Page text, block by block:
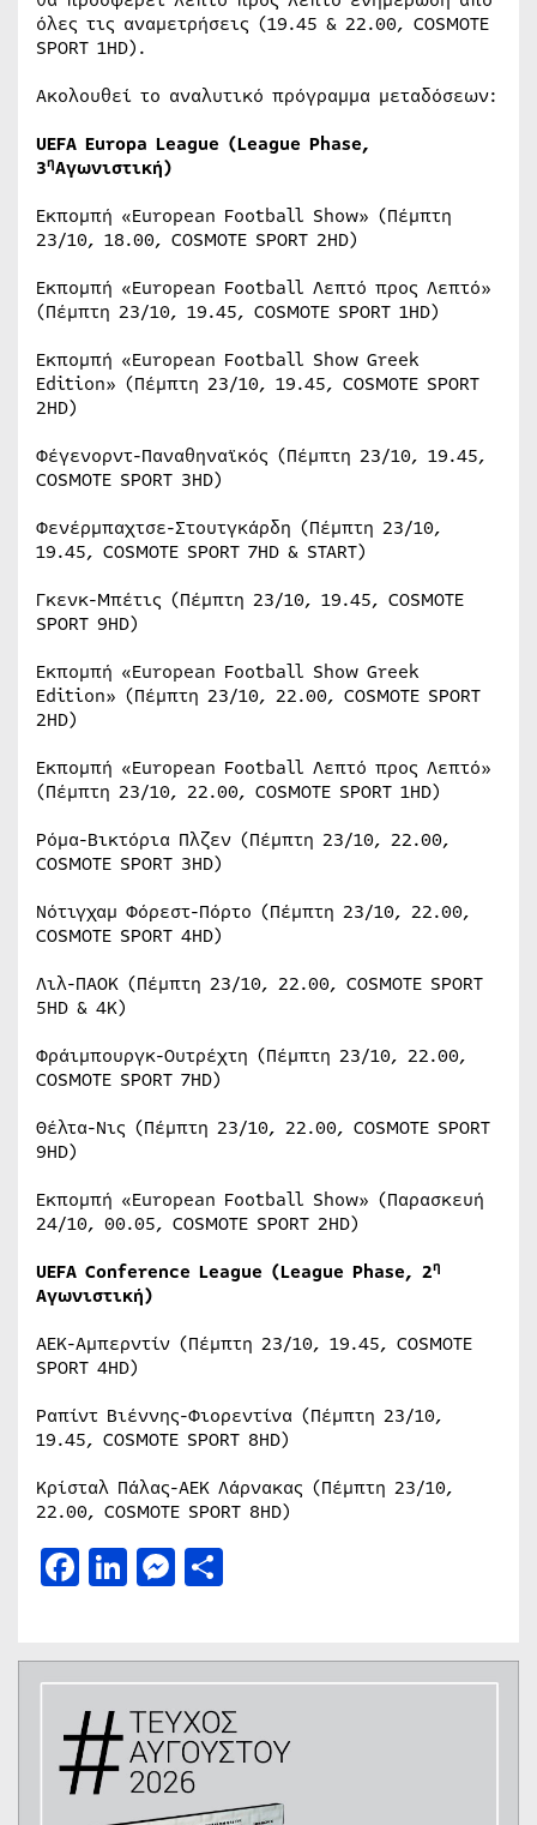
όλες τις αναμετρήσεις (19.45 & 22.00, COSMOTE
SPORT 1HD).
Ακολουθεί το αναλυτικό πρόγραμμα μεταδόσεων:
UEFA Europa League (League Phase,
3ηΑγωνιστική)
Εκπομπή «European Football Show» (Πέμπτη
23/10, 18.00, COSMOTE SPORT 2HD)
Εκπομπή «European Football Λεπτό προς Λεπτό»
(Πέμπτη 23/10, 19.45, COSMOTE SPORT 1HD)
Εκπομπή «European Football Show Greek
Edition» (Πέμπτη 23/10, 19.45, COSMOTE SPORT
2HD)
Φέγενορντ-Παναθηναϊκός (Πέμπτη 23/10, 19.45,
COSMOTE SPORT 3HD)
Φενέρμπαχτσε-Στουτγκάρδη (Πέμπτη 23/10,
19.45, COSMOTE SPORT 7HD & START)
Γκενκ-Μπέτις (Πέμπτη 23/10, 19.45, COSMOTE
SPORT 9HD)
Εκπομπή «European Football Show Greek
Edition» (Πέμπτη 23/10, 22.00, COSMOTE SPORT
2HD)
Εκπομπή «European Football Λεπτό προς Λεπτό»
(Πέμπτη 23/10, 22.00, COSMOTE SPORT 1HD)
Ρόμα-Βικτόρια Πλζεν (Πέμπτη 23/10, 22.00,
COSMOTE SPORT 3HD)
Νότιγχαμ Φόρεστ-Πόρτο (Πέμπτη 23/10, 22.00,
COSMOTE SPORT 4HD)
Λιλ-ΠΑΟΚ (Πέμπτη 23/10, 22.00, COSMOTE SPORT
5HD & 4K)
Φράιμπουργκ-Ουτρέχτη (Πέμπτη 23/10, 22.00,
COSMOTE SPORT 7HD)
Θέλτα-Νις (Πέμπτη 23/10, 22.00, COSMOTE SPORT
9HD)
Εκπομπή «European Football Show» (Παρασκευή
24/10, 00.05, COSMOTE SPORT 2HD)
UEFA Conference League (League Phase, 2η
Αγωνιστική)
ΑΕΚ-Αμπερντίν (Πέμπτη 23/10, 19.45, COSMOTE
SPORT 4HD)
Ραπίντ Βιέννης-Φιορεντίνα (Πέμπτη 23/10,
19.45, COSMOTE SPORT 8HD)
Kρίσταλ Πάλας-ΑΕΚ Λάρνακας (Πέμπτη 23/10,
22.00, COSMOTE SPORT 8HD)
Facebook
LinkedIn
Messenger